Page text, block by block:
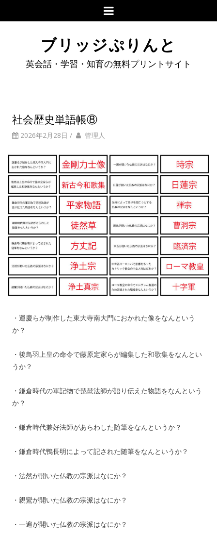
ブリッジぷりんと
英会話・学習・知育の無料プリントサイト
社会歴史単語帳⑧
2026年2月28日 / 管理人
・運慶らが制作した東大寺南大門におかれた像をなんという
か？
・後鳥羽上皇の命令で藤原定家らが編集した和歌集をなんとい
うか？
・鎌倉時代の軍記物で琵琶法師が語り伝えた物語をなんという
か？
・鎌倉時代兼好法師があらわした随筆をなんというか？
・鎌倉時代鴨長明によって記された随筆をなんというか？
・法然が開いた仏教の宗派はなにか？
・親鸞が開いた仏教の宗派はなにか？
・一遍が開いた仏教の宗派はなにか？